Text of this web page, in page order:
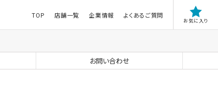
TOP 店舗一覧 企業情報 よくあるご質問
お気に入り
お問い合わせ